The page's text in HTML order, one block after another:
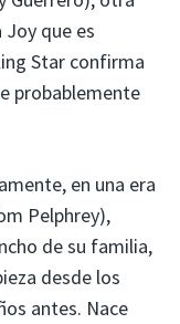
que es
Star confirma
probablemente
en una era
Pelphrey),
de su familia,
desde los
antes. Nace